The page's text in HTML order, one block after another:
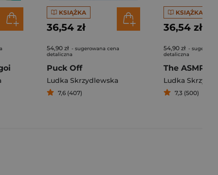
KSIĄŻKA
36,54 zł
54,90 zł - sugerowana cena
detaliczna
Puck Off
Ludka Skrzydlewska
7,6 (407)
KSIĄŻKA
36,54 zł
54,90 zł -
detaliczna
Ludka
7,3 (500)